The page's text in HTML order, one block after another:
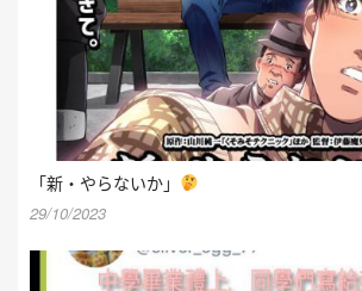
「新・やらないか」
29/10/2023